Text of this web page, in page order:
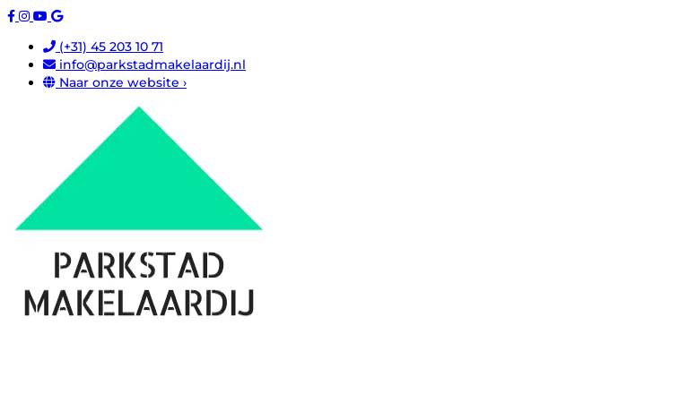
(+31) 45 203 10 71
info@parkstadmakelaardij.nl
Naar onze website ›